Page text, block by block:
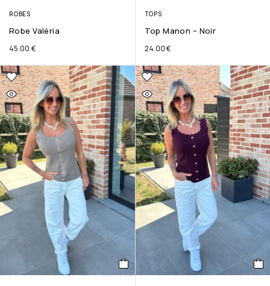
ROBES
Robe Valéria
45.00 €
TOPS
Top Manon – Noir
24.00€